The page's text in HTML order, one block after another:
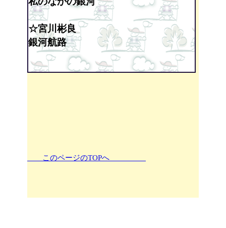
☆宮川彬良
銀河航路
このページのTOPへ